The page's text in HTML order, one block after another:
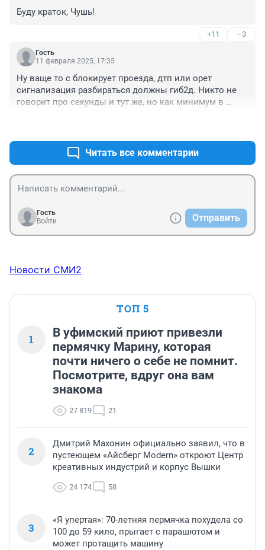
Буду краток, Чушь!
+11 –3
Гость
11 февраля 2025, 17:35
Ну ваще то с блокирует проезда, дтп или орет
сигнализация разбираться должны гиб2д. Никто не
говорит про секунды и тут же, но как минимум в
вариант - принять сообщение, а далее либо вызвать
эвакуатор и увезти блокирующую или орущую
сигналкой машину, либо увезти и выписать такой
штраф, чтоб более не приходило в голову желание
кого то там заблокировать
Читать все комментарии
Гость
Войти
Отправить
Новости СМИ2
ТОП 5
1
В уфимский приют привезли
пермячку Марину, которая
почти ничего о себе не помнит.
Посмотрите, вдруг она вам
знакома
27 819 21
2
Дмитрий Махонин официально заявил, что в
пустеющем «Айсберг Modern» откроют Центр
креативных индустрий и корпус Вышки
24 174 58
3
«Я упертая»: 70-летняя пермячка похудела со
100 до 59 кило, прыгает с парашютом и
может протащить машину